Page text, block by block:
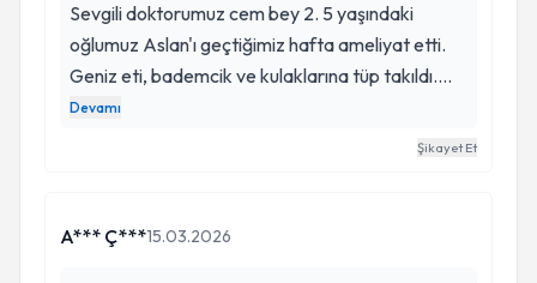
Sevgili doktorumuz cem bey 2. 5 yaşındaki
oğlumuz Aslan'ı geçtiğimiz hafta ameliyat etti.
Geniz eti, bademcik ve kulaklarına tüp takıldı.
Öncelikle sürecin öncesi ve sonrası için bizi
gerçekten çok net aydınlatarak konuştu tüm
en kıymetlimizi ameliyat olması için başta
Devamı
Şikayet Et
A*** Ç***15.03.2026